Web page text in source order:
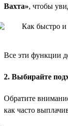
Вахта», чтобы
Все эти функции
2. Выбирайте
Обратите
как часто